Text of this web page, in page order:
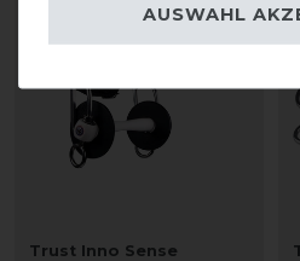
Trust Inno Sense
AUSWAHL